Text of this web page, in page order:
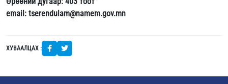
email: tserendulam@namem.gov.mn
ХУВААЛЦАХ :